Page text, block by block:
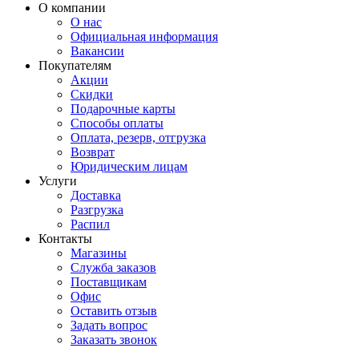
О компании
О нас
Официальная информация
Вакансии
Покупателям
Акции
Скидки
Подарочные карты
Способы оплаты
Оплата, резерв, отгрузка
Возврат
Юридическим лицам
Услуги
Доставка
Разгрузка
Распил
Контакты
Магазины
Служба заказов
Поставщикам
Офис
Оставить отзыв
Задать вопрос
Заказать звонок